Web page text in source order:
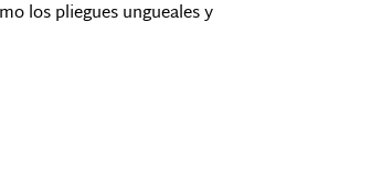
los pliegues ungueales y